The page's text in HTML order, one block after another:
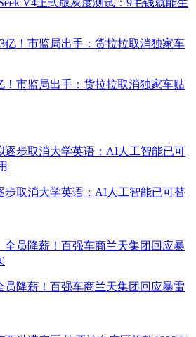
！市监局出手：货拉拉取消独家车贴
步取消大学英语：AI人工智能已可替
员降薪！百强车商兰天集团回应暴雷